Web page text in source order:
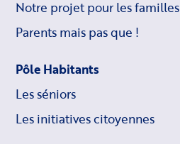
Notre projet pour les familles
Parents mais pas que !
Pôle Habitants
Les séniors
Les initiatives citoyennes